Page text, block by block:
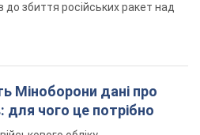
збиття російських ракет над
Міноборони дані про
для чого це потрібно